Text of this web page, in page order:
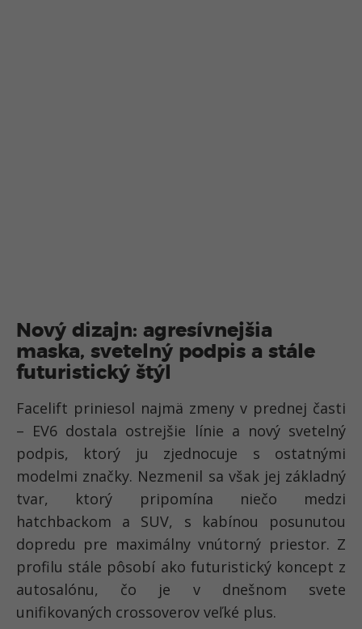
Nový dizajn: agresívnejšia
maska, svetelný podpis a stále
futuristický štýl
Facelift priniesol najmä zmeny v prednej časti
– EV6 dostala ostrejšie línie a nový svetelný
podpis, ktorý ju zjednocuje s ostatnými
modelmi značky. Nezmenil sa však jej základný
tvar, ktorý pripomína niečo medzi
hatchbackom a SUV, s kabínou posunutou
dopredu pre maximálny vnútorný priestor. Z
profilu stále pôsobí ako futuristický koncept z
autosalónu, čo je v dnešnom svete
unifikovaných crossoverov veľké plus.